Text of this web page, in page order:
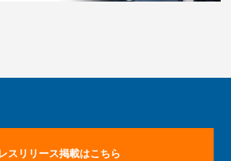
スリリース掲載はこちら